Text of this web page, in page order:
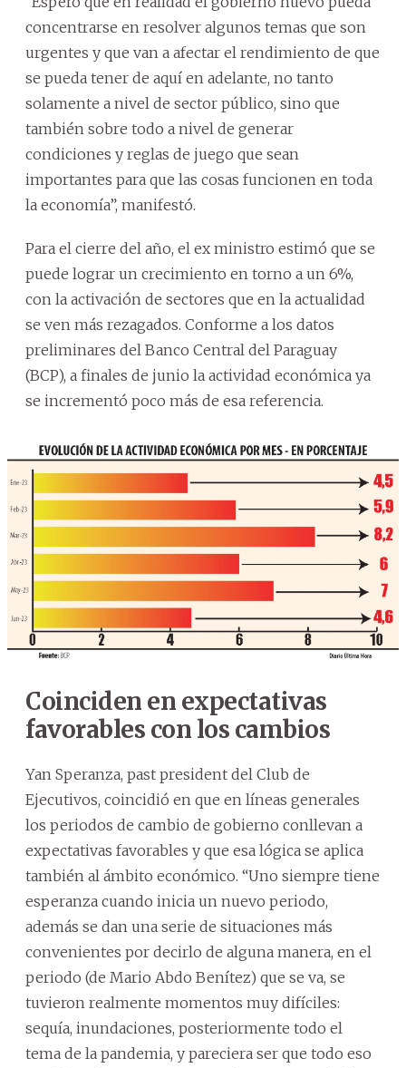
concentrarse en resolver algunos temas que son
urgentes y que van a afectar el rendimiento de que
se pueda tener de aquí en adelante, no tanto
solamente a nivel de sector público, sino que
también sobre todo a nivel de generar
condiciones y reglas de juego que sean
importantes para que las cosas funcionen en toda
la economía”, manifestó.
Para el cierre del año, el ex ministro estimó que se
puede lograr un crecimiento en torno a un 6%,
con la activación de sectores que en la actualidad
se ven más rezagados. Conforme a los datos
preliminares del Banco Central del Paraguay
(BCP), a finales de junio la actividad económica ya
se incrementó poco más de esa referencia.
Coinciden en expectativas
favorables con los cambios
Yan Speranza, past president del Club de
Ejecutivos, coincidió en que en líneas generales
los periodos de cambio de gobierno conllevan a
expectativas favorables y que esa lógica se aplica
también al ámbito económico. “Uno siempre tiene
esperanza cuando inicia un nuevo periodo,
además se dan una serie de situaciones más
convenientes por decirlo de alguna manera, en el
periodo (de Mario Abdo Benítez) que se va, se
tuvieron realmente momentos muy difíciles:
sequía, inundaciones, posteriormente todo el
tema de la pandemia, y pareciera ser que todo eso